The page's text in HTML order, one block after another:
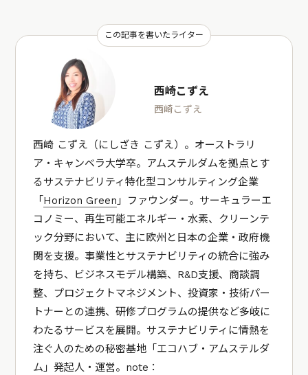
この記事を書いたライター
西崎こずえ
西崎こずえ
西崎 こずえ（にしざき こずえ）。オーストラリ
ア・キャンベラ大学卒。アムステルダムを拠点とす
るサステナビリティ特化型コンサルティング企業
「 Horizon Green 」ファウンダー。サーキュラーエ
コノミー、再生可能エネルギー・水素、クリーンテ
ック分野において、主に欧州と日本の企業・政府機
関を支援。事業性とサステナビリティの統合に強み
を持ち、ビジネスモデル構築、R&D支援、商談調
整、プロジェクトマネジメント、投資家・技術パー
トナーとの連携、研修プログラムの提供など多岐に
わたるサービスを展開。サステナビリティに情熱を
注ぐ人のための秘密基地「エコハブ・アムステルダ
ム」発起人・運営。note：